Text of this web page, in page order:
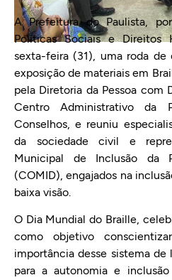
A Prefeitura do Paulista,
Políticas Sociais e Direitos
sexta-feira (31), uma roda de
exposição de materiais em
pela Diretoria da Pessoa
Centro Administrativo da
Conselhos, e reuniu
da sociedade civil e
Municipal de Inclusão da
(COMID), engajados na
baixa visão.
O Dia Mundial do Braille,
como objetivo
importância desse sistema
para a autonomia e